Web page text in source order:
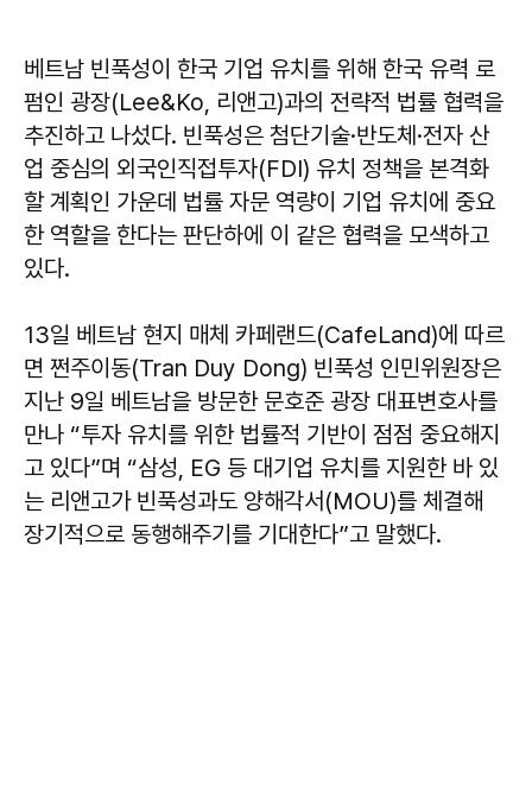
베트남 빈푹성이 한국 기업 유치를 위해 한국 유력 로
펌인 광장(Lee&Ko, 리앤고)과의 전략적 법률 협력을
추진하고 나섰다. 빈푹성은 첨단기술·반도체·전자 산
업 중심의 외국인직접투자(FDI) 유치 정책을 본격화
할 계획인 가운데 법률 자문 역량이 기업 유치에 중요
한 역할을 한다는 판단하에 이 같은 협력을 모색하고
있다.
13일 베트남 현지 매체 카페랜드(CafeLand)에 따르
면 쩐주이동(Tran Duy Dong) 빈푹성 인민위원장은
지난 9일 베트남을 방문한 문호준 광장 대표변호사를
만나 “투자 유치를 위한 법률적 기반이 점점 중요해지
고 있다”며 “삼성, EG 등 대기업 유치를 지원한 바 있
는 리앤고가 빈푹성과도 양해각서(MOU)를 체결해
장기적으로 동행해주기를 기대한다”고 말했다.